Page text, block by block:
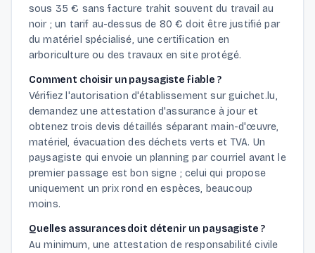
sous 35 € sans facture trahit souvent du travail au
noir ; un tarif au-dessus de 80 € doit être justifié par
du matériel spécialisé, une certification en
arboriculture ou des travaux en site protégé.
Comment choisir un paysagiste fiable ?
Vérifiez l'autorisation d'établissement sur guichet.lu,
demandez une attestation d'assurance à jour et
obtenez trois devis détaillés séparant main-d'œuvre,
matériel, évacuation des déchets verts et TVA. Un
paysagiste qui envoie un planning par courriel avant le
premier passage est bon signe ; celui qui propose
uniquement un prix rond en espèces, beaucoup
moins.
Quelles assurances doit détenir un paysagiste ?
Au minimum, une attestation de responsabilité civile